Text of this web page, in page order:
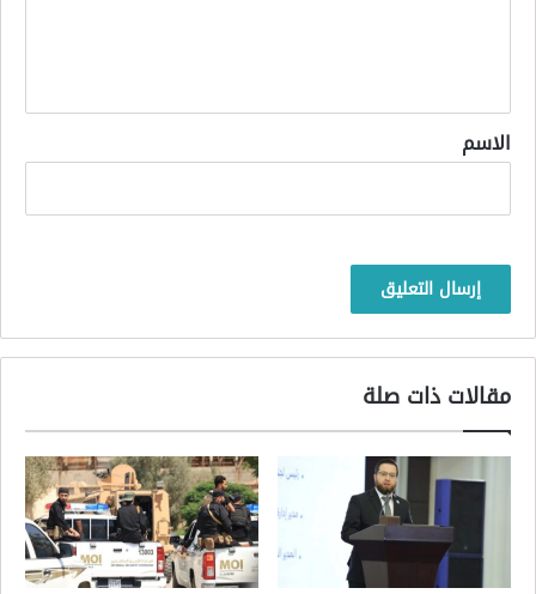
*
الاسم
مقالات ذات صلة